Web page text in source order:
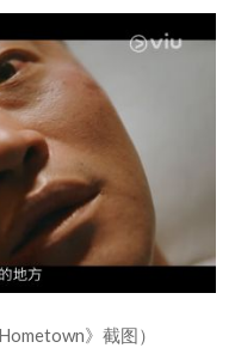
》截图）